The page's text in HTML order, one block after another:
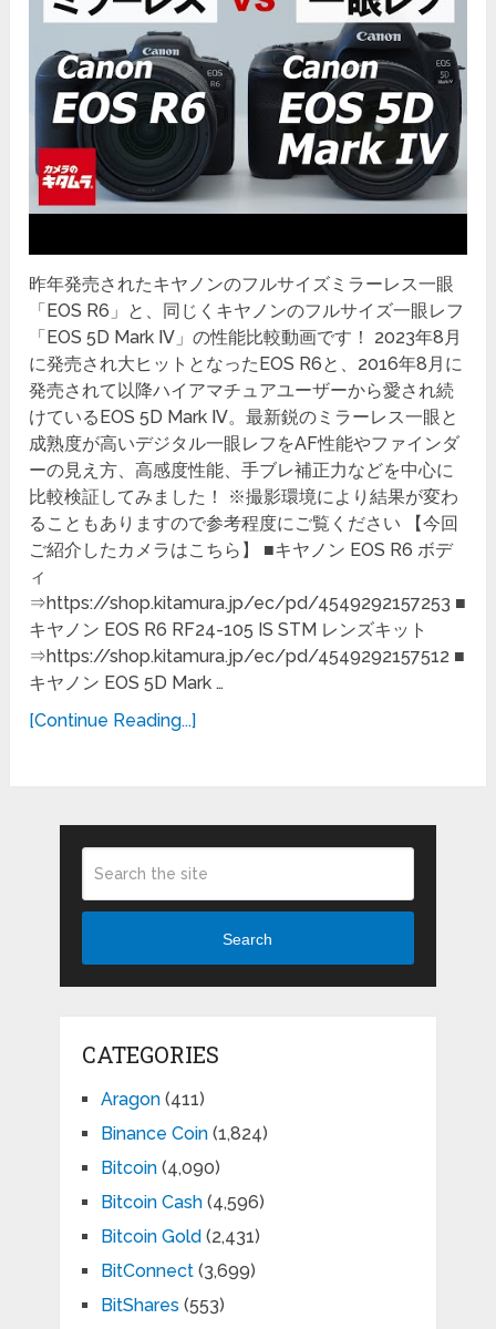
昨年発売されたキヤノンのフルサイズミラーレス一眼
「EOS R6」と、同じくキヤノンのフルサイズ一眼レフ
「EOS 5D Mark Ⅳ」の性能比較動画です！ 2023年8月
に発売され大ヒットとなったEOS R6と、2016年8月に
発売されて以降ハイアマチュアユーザーから愛され続
けているEOS 5D Mark Ⅳ。最新鋭のミラーレス一眼と
成熟度が高いデジタル一眼レフをAF性能やファインダ
ーの見え方、高感度性能、手ブレ補正力などを中心に
比較検証してみました！ ※撮影環境により結果が変わ
ることもありますので参考程度にご覧ください 【今回
ご紹介したカメラはこちら】 ■キヤノン EOS R6 ボデ
ィ
⇒https://shop.kitamura.jp/ec/pd/4549292157253 ■
キヤノン EOS R6 RF24-105 IS STM レンズキット
⇒https://shop.kitamura.jp/ec/pd/4549292157512 ■
キヤノン EOS 5D Mark …
[Continue Reading...]
Search
CATEGORIES
Aragon(411)
Binance Coin(1,824)
Bitcoin(4,090)
Bitcoin Cash(4,596)
Bitcoin Gold(2,431)
BitConnect(3,699)
BitShares (553)